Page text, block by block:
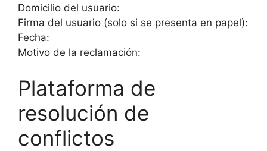
Domicilio del usuario:
Firma del usuario (solo si se presenta en papel):
Fecha:
Motivo de la reclamación:
Plataforma de
resolución de
conflictos